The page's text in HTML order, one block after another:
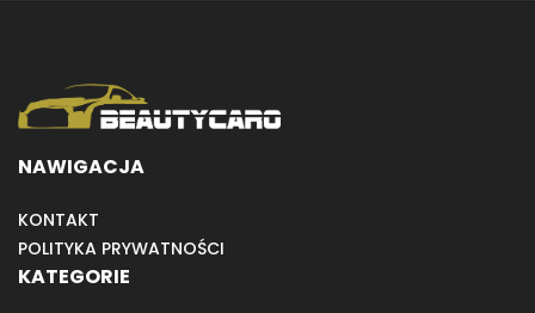
NAWIGACJA
KONTAKT
POLITYKA PRYWATNOŚCI
KATEGORIE